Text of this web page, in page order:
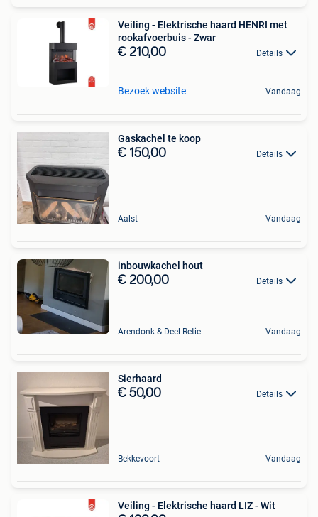
Veiling - Elektrische haard HENRI met
rookafvoerbuis - Zwar
€ 210,00 Details
Bezoek website Vandaag
Gaskachel te koop
€ 150,00 Details
Aalst Vandaag
inbouwkachel hout
€ 200,00 Details
Arendonk & Deel Retie Vandaag
Sierhaard
€ 50,00 Details
Bekkevoort Vandaag
Veiling - Elektrische haard LIZ - Wit